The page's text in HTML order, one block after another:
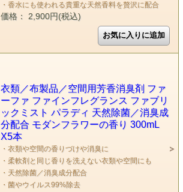
・香水にも使われる貴重な天然香料を贅沢に配合
価格： 2,900円(税込)
衣類／布製品／空間用芳香消臭剤 ファ
ーファ ファインフレグランス ファブリ
ックミスト パラディ 天然除菌／消臭成
分配合 モダンフラワーの香り 300mL
X5本
・衣類や空間の香りづけや消臭に
・柔軟剤と同じ香りを洗えない衣類や空間にも
・天然除菌／消臭成分配合
・菌やウイルス99%除去